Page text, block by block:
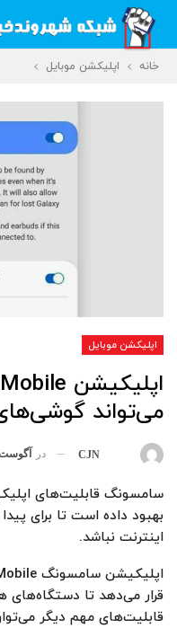
خانه اپلیکشن موبایل
اپلیکشن موبایل
می‌تواند
CJN در آگوست 26,
بهبود داده است تا برای
اینترنت نباشد.
قرار می‌دهد تا دستگاه‌های
قابلیت‌های مهم دیگر